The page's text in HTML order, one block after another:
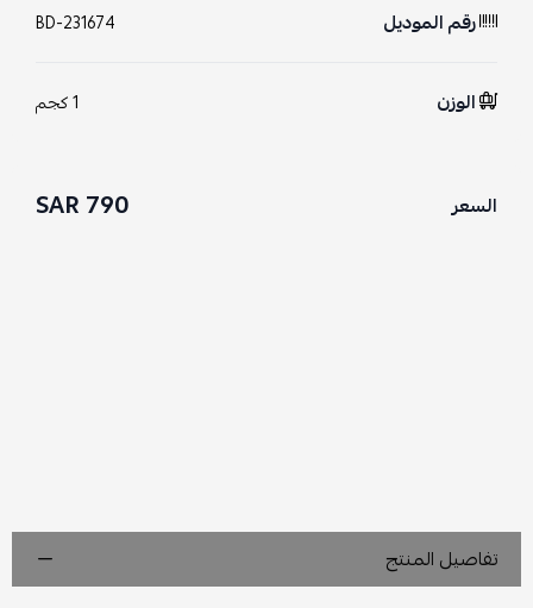
رقم الموديل BD-231674
الوزن 1 كجم
السعر 790 SAR
تفاصيل المنتج